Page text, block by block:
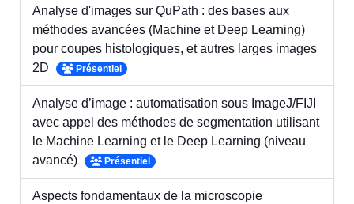
Analyse d'images sur QuPath : des bases aux
méthodes avancées (Machine et Deep Learning)
pour coupes histologiques, et autres larges images
2D
Présentiel
Analyse d’image : automatisation sous ImageJ/FIJI
avec appel des méthodes de segmentation utilisant
le Machine Learning et le Deep Learning (niveau
avancé)
Présentiel
Aspects fondamentaux de la microscopie